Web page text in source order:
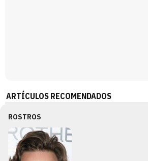
ARTÍCULOS RECOMENDADOS
ROSTROS